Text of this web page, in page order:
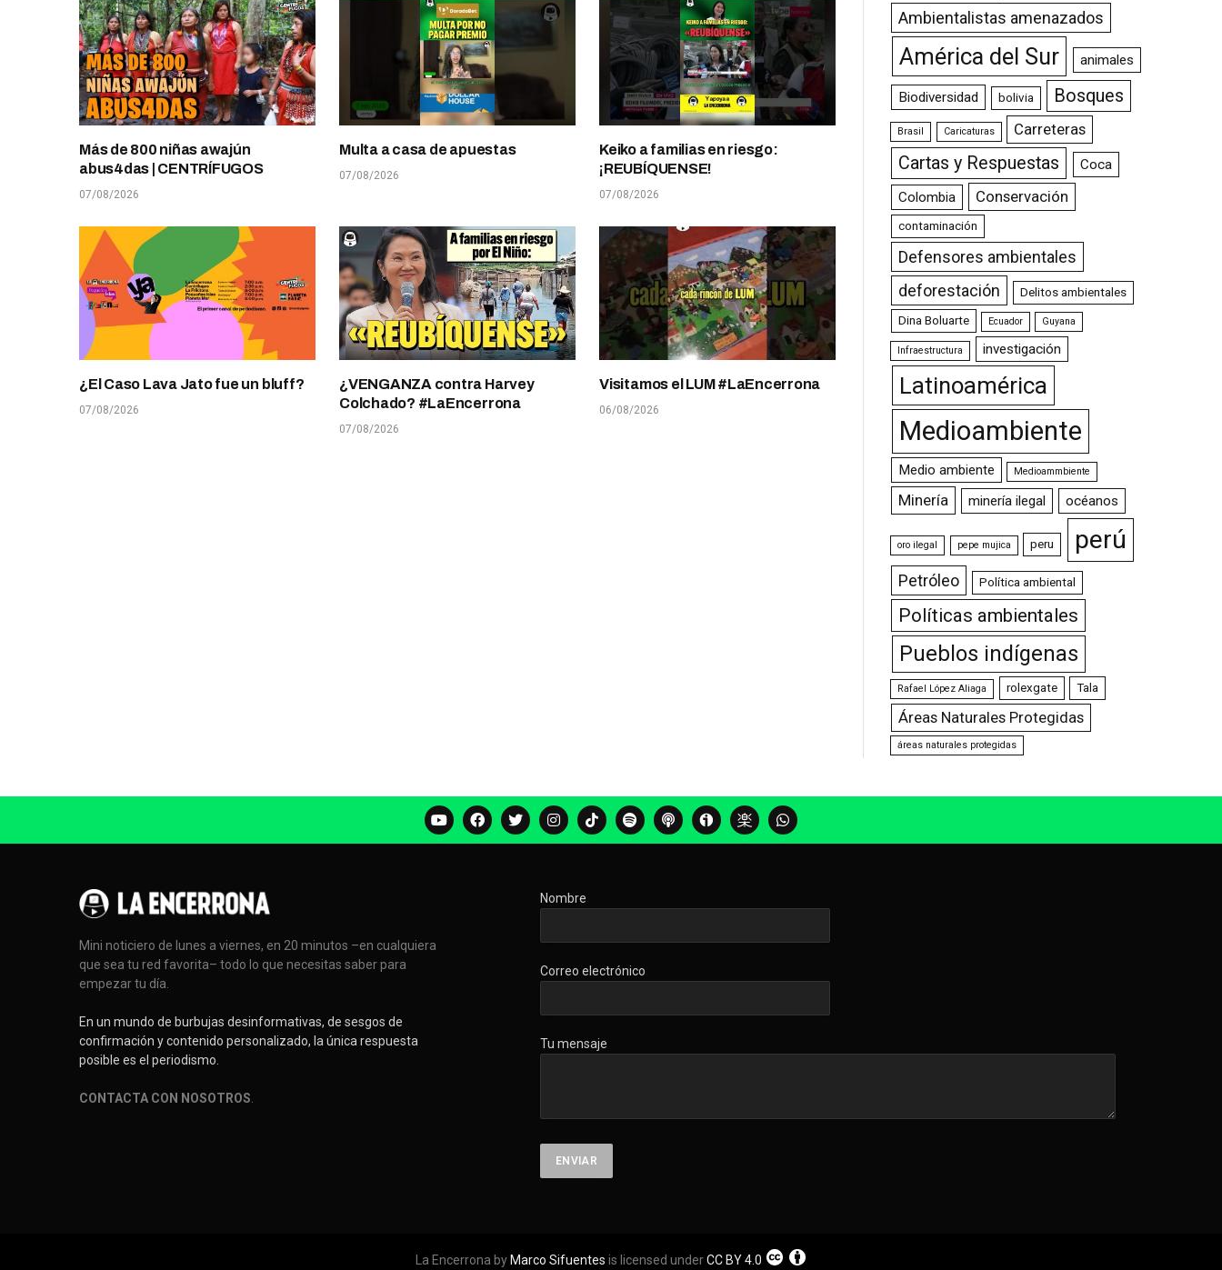
Más de 800 niñas awajún
abus4das | CENTRÍFUGOS
07/08/2026
Multa a casa de apuestas
07/08/2026
Keiko a familias en riesgo:
¡REUBÍQUENSE!
07/08/2026
¿El Caso Lava Jato fue un bluff?
07/08/2026
¿VENGANZA contra Harvey
Colchado? #LaEncerrona
07/08/2026
Visitamos el LUM #LaEncerrona
06/08/2026
Ambientalistas amenazados
América del Sur animales
Biodiversidad bolivia Bosques
Brasil Caricaturas Carreteras
Cartas y Respuestas
Coca
Colombia
Conservación
contaminación
Defensores ambientales
deforestación
Delitos ambientales
Dina Boluarte Ecuador Guyana
Infraestructura investigación
Latinoamérica
Medioambiente
Medio ambiente Medioammbiente
Minería minería ilegal océanos
oro ilegal pepe mujica peru perú
Petróleo Política ambiental
Políticas ambientales
Pueblos indígenas
Rafael López Aliaga rolexgate Tala
Áreas Naturales Protegidas
áreas naturales protegidas
Mini noticiero de lunes a viernes, en 20 minutos –en cualquiera
que sea tu red favorita– todo lo que necesitas saber para
empezar tu día.
En un mundo de burbujas desinformativas, de sesgos de
confirmación y contenido personalizado, la única respuesta
posible es el periodismo.
CONTACTA CON NOSOTROS
Nombre
Correo electrónico
Tu mensaje
La Encerrona by Marco Sifuentes is licensed underCC BY 4.0